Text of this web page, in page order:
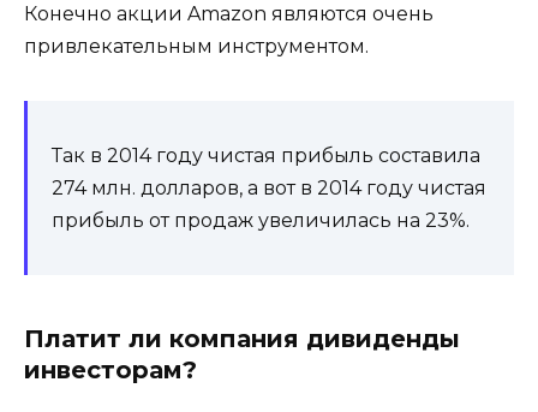
Конечно акции Amazon являются очень
привлекательным инструментом.
Так в 2014 году чистая прибыль составила
274 млн. долларов, а вот в 2014 году чистая
прибыль от продаж увеличилась на 23%.
Платит ли компания дивиденды
инвесторам?